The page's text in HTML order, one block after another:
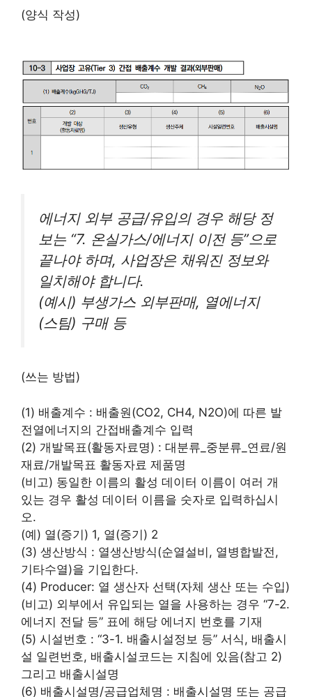
(양식 작성)
에너지 외부 공급/유입의 경우 해당 정
보는 “7. 온실가스/에너지 이전 등”으로
끝나야 하며, 사업장은 채워진 정보와
일치해야 합니다.
(예시) 부생가스 외부판매, 열에너지
(스팀) 구매 등
(쓰는 방법)
(1) 배출계수 : 배출원(CO2, CH4, N2O)에 따른 발
전열에너지의 간접배출계수 입력
(2) 개발목표(활동자료명) : 대분류_중분류_연료/원
재료/개발목표 활동자료 제품명
(비고) 동일한 이름의 활성 데이터 이름이 여러 개
있는 경우 활성 데이터 이름을 숫자로 입력하십시
오.
(예) 열(증기) 1, 열(증기) 2
(3) 생산방식 : 열생산방식(순열설비, 열병합발전,
기타수열)을 기입한다.
(4) Producer: 열 생산자 선택(자체 생산 또는 수입)
(비고) 외부에서 유입되는 열을 사용하는 경우 “7-2.
에너지 전달 등” 표에 해당 에너지 번호를 기재
(5) 시설번호 : “3-1. 배출시설정보 등” 서식, 배출시
설 일련번호, 배출시설코드는 지침에 있음(참고 2)
그리고 배출시설명
(6) 배출시설명/공급업체명 : 배출시설명 또는 공급